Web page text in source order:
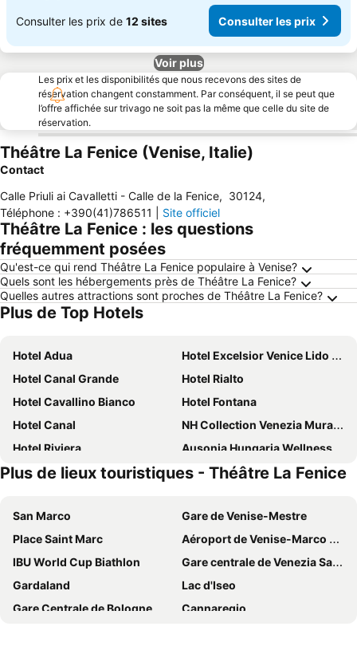
Consulter les prix de 12 sites Consulter les prix
Voir plus
Les prix et les disponibilités que nous recevons des sites de
réservation changent constamment. Par conséquent, il se peut que
l’offre affichée sur trivago ne soit pas la même que celle du site de
réservation.
Théâtre La Fenice (Venise, Italie)
Contact
Calle Priuli ai Cavalletti - Calle de la Fenice, 30124,
Téléphone : +390(41)786511 Site officiel
Théâtre La Fenice : les questions
fréquemment posées
Qu'est-ce qui rend Théâtre La Fenice populaire à Venise?
Quels sont les hébergements près de Théâtre La Fenice?
Quelles autres attractions sont proches de Théâtre La Fenice?
Plus de Top Hotels
Hotel Adua
Hotel Excelsior Venice Lido Resort
Hotel Canal Grande
Hotel Rialto
Hotel Cavallino Bianco
Hotel Fontana
Hotel Canal
NH Collection Venezia Murano Villa
Hotel Riviera
Ausonia Hungaria Wellness & Lifestyle
The Green Park Hotel
Hilton Molino Stucky Venice
Hotel Centrale
Villa Tiziana Hotel
Hotel Monaco & Grand Canal
The Gritti Palace, a Luxury Collection Hotel, Venice
Hotel Le Boulevard
Hotel & Residence Venezia 2000
Hotel Plaza Venice
Hyatt Centric Murano Venice
Hotel Principe
International Hotel
Plus de lieux touristiques - Théâtre La Fenice
San Marco
Gare de Venise-Mestre
Place Saint Marc
Aéroport de Venise-Marco Polo
IBU World Cup Biathlon
Gare centrale de Venezia Santa Lucia
Gardaland
Lac d'Iseo
Gare Centrale de Bologne
Cannaregio